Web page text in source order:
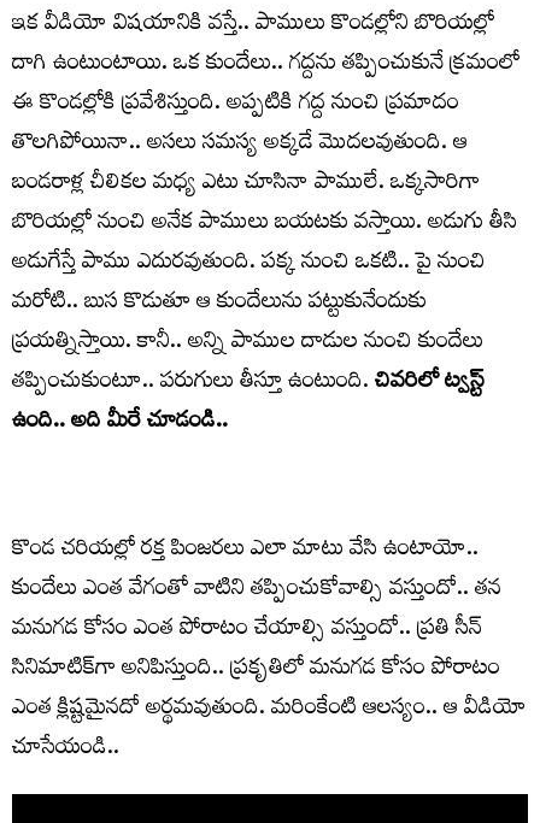
ఇక వీడియో విషయానికి వస్తే.. పాములు కొండల్లోని బొరియల్లో
దాగి ఉంటుంటాయి. ఒక కుందేలు.. గద్దను తప్పించుకునే క్రమంలో
ఈ కొండల్లోకి ప్రవేశిస్తుంది. అప్పటికి గద్ద నుంచి ప్రమాదం
తొలగిపోయినా.. అసలు సమస్య అక్కడే మొదలవుతుంది. ఆ
బండరాళ్ల చీలికల మధ్య ఎటు చూసినా పాములే. ఒక్కసారిగా
బొరియల్లో నుంచి అనేక పాములు బయటకు వస్తాయి. అడుగు తీసి
అడుగేస్తే పాము ఎదురవుతుంది. పక్క నుంచి ఒకటి.. పై నుంచి
మరోటి.. బుస కొడుతూ ఆ కుందేలును పట్టుకునేందుకు
ప్రయత్నిస్తాయి. కానీ.. అన్ని పాముల దాడుల నుంచి కుందేలు
తప్పించుకుంటూ.. పరుగులు తీస్తూ ఉంటుంది.చివరిలో ట్వస్ట్‌
ఉంది.. అది మీరే చూడండి..
కొండ చరియల్లో రక్త పింజరలు ఎలా మాటు వేసి ఉంటాయో..
కుందేలు ఎంత వేగంతో వాటిని తప్పించుకోవాల్సి వస్తుందో.. తన
మనుగడ కోసం ఎంత పోరాటం చేయాల్సి వస్తుందో.. ప్రతి సీన్‌
సినిమాటిక్‌గా అనిపిస్తుంది.. ప్రకృతిలో మనుగడ కోసం పోరాటం
ఎంత క్లిష్టమైనదో అర్థమవుతుంది. మరింకేంటి ఆలస్యం.. ఆ వీడియో
చూసేయండి..